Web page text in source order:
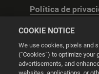
Política de
COOKIE NOTICE
We use cookies, pixels and
(“Cookies”) to optimize your
advertisements, and